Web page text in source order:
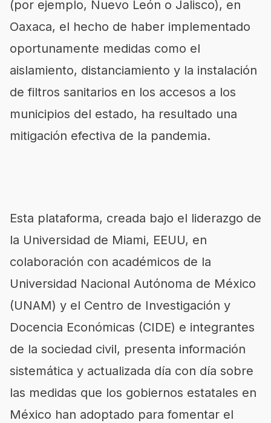
(por ejemplo, Nuevo León o Jalisco), en
Oaxaca, el hecho de haber implementado
oportunamente medidas como el
aislamiento, distanciamiento y la instalación
de filtros sanitarios en los accesos a los
municipios del estado, ha resultado una
mitigación efectiva de la pandemia.
Esta plataforma, creada bajo el liderazgo de
la Universidad de Miami, EEUU, en
colaboración con académicos de la
Universidad Nacional Autónoma de México
(UNAM) y el Centro de Investigación y
Docencia Económicas (CIDE) e integrantes
de la sociedad civil, presenta información
sistemática y actualizada día con día sobre
las medidas que los gobiernos estatales en
México han adoptado para fomentar el